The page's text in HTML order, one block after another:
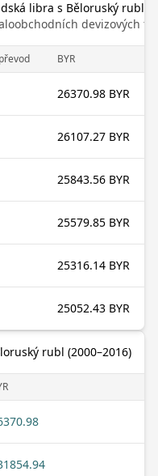
libra s Běloruský rubl
devizových
BYR
26370.98 BYR
26107.27 BYR
25843.56 BYR
25579.85 BYR
25316.14 BYR
25052.43 BYR
rubl (2000–2016)